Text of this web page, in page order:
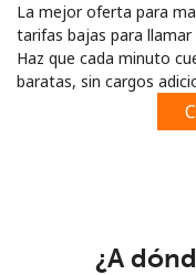
La mejor oferta para
tarifas bajas para
Haz que cada minuto
baratas, sin cargos
¿A